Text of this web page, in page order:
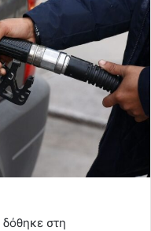
δόθηκε στη